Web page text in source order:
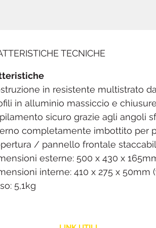
TECNICHE
in resistente multistrato
in alluminio massiccio e
sicuro grazie agli angoli
completamente imbottito per
/ pannello frontale
esterne: 500 x 430 x
interne: 410 x 275 x 50mm
5,1kg